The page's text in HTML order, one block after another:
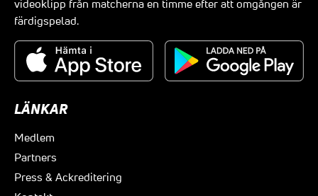
videoklipp från matcherna en timme efter att omgången är
färdigspelad.
LÄNKAR
Medlem
Partners
Press & Ackreditering